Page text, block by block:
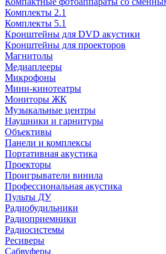
Комплекты 2.1
Комплекты 5.1
Кронштейны для DVD акустики
Кронштейны для проекторов
Магнитолы
Медиаплееры
Микрофоны
Мини-кинотеатры
Мониторы ЖК
Музыкальные центры
Наушники и гарнитуры
Объективы
Панели и комплексы
Портативная акустика
Проекторы
Проигрыватели винила
Профессиональная акустика
Пульты ДУ
Радиобудильники
Радиоприемники
Радиосистемы
Ресиверы
Сабвуферы